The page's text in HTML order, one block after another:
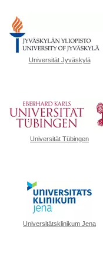
Universität Jyväskylä
Universität Tübingen
Universitätsklinikum Jena